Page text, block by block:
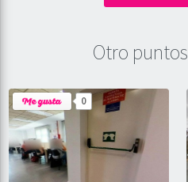
Otro
0